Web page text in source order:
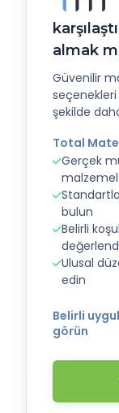
almak
Güvenilir
seçenekleri
şekilde
Total
Gerçek
bulun
Belirli
Ulusal
edin
Belirli
görün